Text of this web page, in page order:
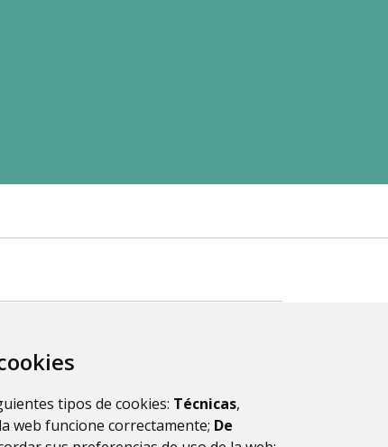
tipos de cookies: Técnicas,
web funcione correctamente; De